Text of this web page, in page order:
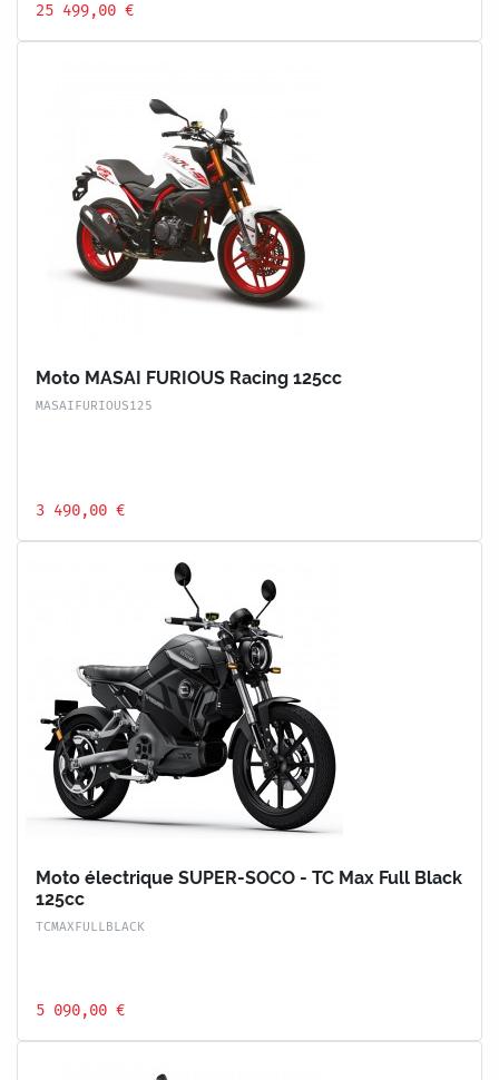
25 499,00 €
Moto MASAI FURIOUS Racing 125cc
MASAIFURIOUS125
3 490,00 €
Moto électrique SUPER-SOCO - TC Max Full Black
125cc
TCMAXFULLBLACK
5 090,00 €